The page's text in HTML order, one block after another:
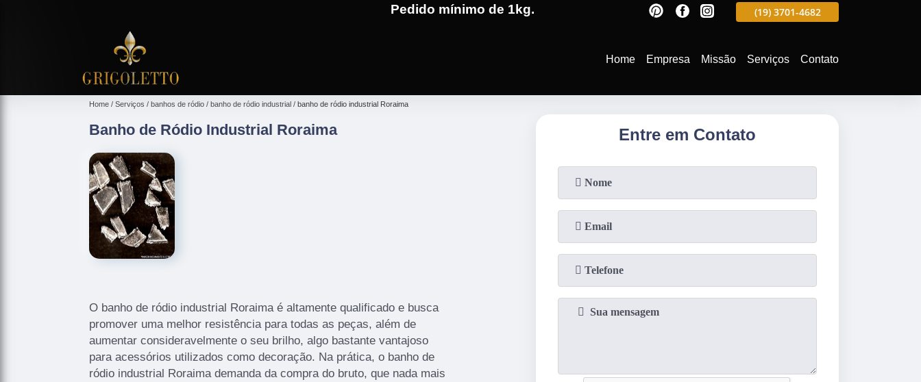
Pedido mínimo de 1kg.
(19)3701-4682 (19) 3701-4988 (19) 3701-4682
Home Empresa Missão Serviços Contato
Home Serviços banhos de ródio banho de ródio industrial banho de ródio industrial Roraima
Banho de Ródio Industrial Roraima
O banho de ródio industrial Roraima é altamente qualificado e busca
promover uma melhor resistência para todas as peças, além de
aumentar consideravelmente o seu brilho, algo bastante vantajoso
para acessórios utilizados como decoração. Na prática, o banho de
ródio industrial Roraima demanda da compra do bruto, que nada mais
Entre em Contato